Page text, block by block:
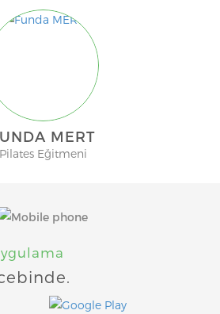
MERT
Pilates Eğitmeni